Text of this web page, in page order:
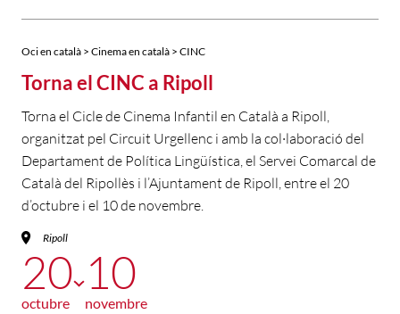
Oci en català > Cinema en català > CINC
Torna el CINC a Ripoll
Torna el Cicle de Cinema Infantil en Català a Ripoll,
organitzat pel Circuit Urgellenc i amb la col·laboració del
Departament de Política Lingüística, el Servei Comarcal de
Català del Ripollès i l’Ajuntament de Ripoll, entre el 20
d’octubre i el 10 de novembre.
Ripoll
20
octubre
10
novembre